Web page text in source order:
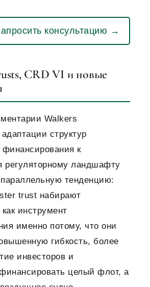
консультацию →
CRD VI и новые
Walkers
структур
финансирования к
ландшафту
тенденцию:
trust набирают
инструмент
именно потому, что они
гибкость, более
инвесторов и
целый флот, а